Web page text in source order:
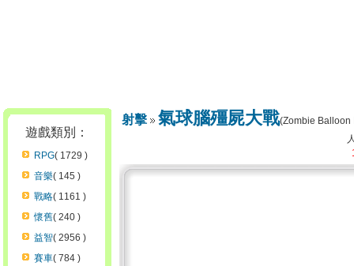
遊戲類別：
RPG( 1729 )
音樂( 145 )
戰略( 1161 )
懷舊( 240 )
益智( 2956 )
賽車( 784 )
射擊 氣球腦殭屍大戰(Zombie Balloon